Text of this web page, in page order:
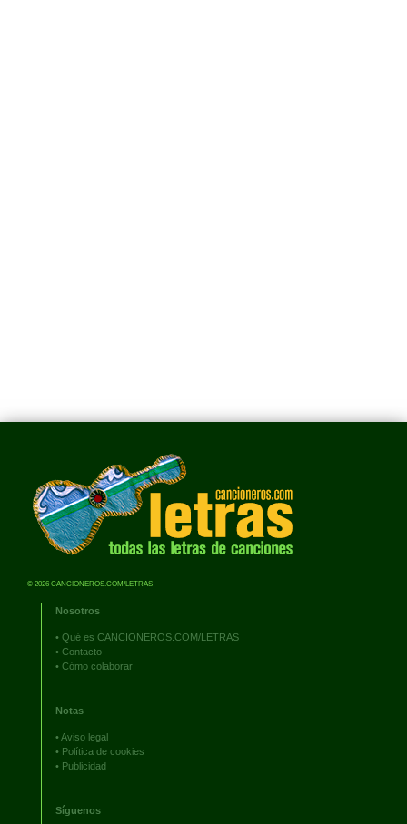
© 2026 CANCIONEROS.COM/LETRAS
Nosotros
• Qué es CANCIONEROS.COM/LETRAS
• Contacto
• Cómo colaborar
Notas
•Aviso legal
• Política de cookies
• Publicidad
Síguenos